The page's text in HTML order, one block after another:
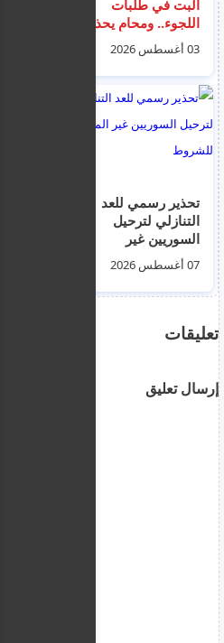
البت في طلبات
اللجوء.. ومحامٍ يحذر من
أن الإجراءات السريعة
قد تضر بأصحاب القضايا
الحقيقية
03 أغسطس 2026
تحذير رسمي للعد
التنازلي لترحيل
السوريين غير
المستوفين للشروط07 أغسطس 2026
تعليقات
إرسال تعليق